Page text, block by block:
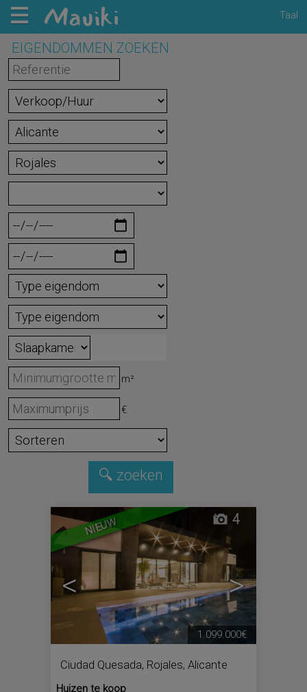
Taal
EIGENDOMMEN ZOEKEN
m²
€
NIEUW
< >
4
Ciudad Quesada, Rojales, Alicante
Huizen te koop
1.099.000€